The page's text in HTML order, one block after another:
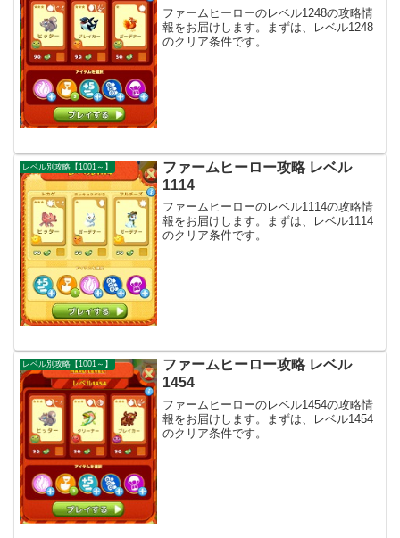
ファームヒーローのレベル1248の攻略情
報をお届けします。まずは、レベル1248
のクリア条件です。
レベル別攻略【1001～】
ファームヒーロー攻略 レベル
1114
ファームヒーローのレベル1114の攻略情
報をお届けします。まずは、レベル1114
のクリア条件です。
レベル別攻略【1001～】
ファームヒーロー攻略 レベル
1454
ファームヒーローのレベル1454の攻略情
報をお届けします。まずは、レベル1454
のクリア条件です。